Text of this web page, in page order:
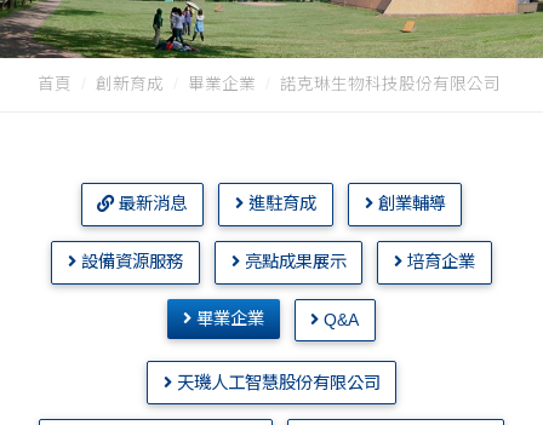
首頁 創新育成 畢業企業 諾克琳生物科技股份有限公司
最新消息 進駐育成 創業輔導
設備資源服務 亮點成果展示 培育企業
畢業企業 Q&A
天璣人工智慧股份有限公司